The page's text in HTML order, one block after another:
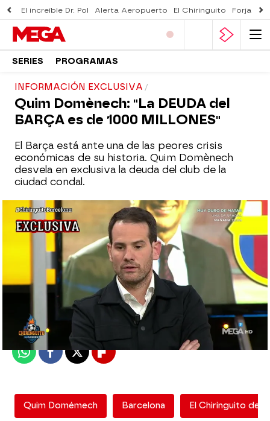
El increíble Dr. Pol Alerta Aeropuerto El Chiringuito Forjado
SERIES PROGRAMAS
INFORMACIÓN EXCLUSIVA
Quim Domènech: "La DEUDA del
BARÇA es de 1000 MILLONES"
El Barça está ante una de las peores crisis
económicas de su historia. Quim Domènech
desvela en exclusiva la deuda del club de la
ciudad condal.
El Chiringuito
Madrid
Publicado: 04 de diciembre de 2020, 02:09
WhatsappFacebook
X Flipboard
Quim Domémech Barcelona El Chiringuito de